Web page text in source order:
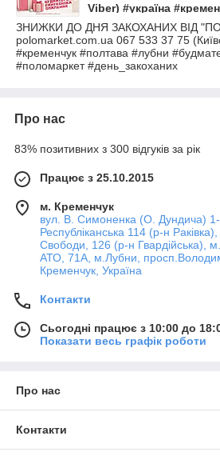
Viber) #україна
#будматеріали
#день_закоханих
ЗНИЖКИ ДО ДНЯ ЗАКОХАНИХ ВІД
polomarket.com.ua 067 533 37 75
#кременчук #полтава #лубни
#поломаркет #день_закоханих
Про нас
83% позитивних з 300 відгуків за рік
Працює з 25.10.2015
м. Кременчук
вул. В. Симоненка (О. Дундича)
Республіканська 114 (р-н
Свободи, 126 (р-н Гвардійська),
АТО, 71А, м.Лубни,
Кременчук, Україна
Контакти
Сьогодні працює з 10:00 до
Показати весь графік роботи
Про нас
Контакти